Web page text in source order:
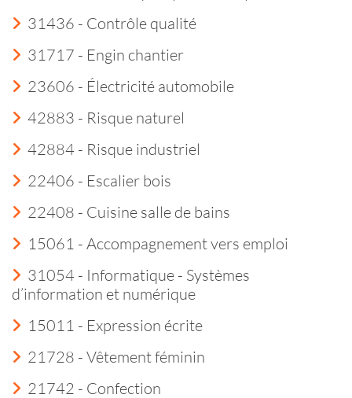
31436 - Contrôle qualité
31717 - Engin chantier
23606 - Électricité automobile
42883 - Risque naturel
42884 - Risque industriel
22406 - Escalier bois
22408 - Cuisine salle de bains
15061 - Accompagnement vers emploi
31054 - Informatique - Systèmes
d’information et numérique
15011 - Expression écrite
21728 - Vêtement féminin
21742 - Confection